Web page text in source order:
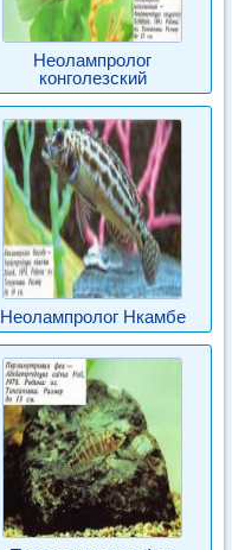
Неолампролог
конголезский
Неолампролог Нкамбе